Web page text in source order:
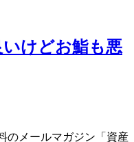
けどお鮨も悪
のメールマガジン「資産